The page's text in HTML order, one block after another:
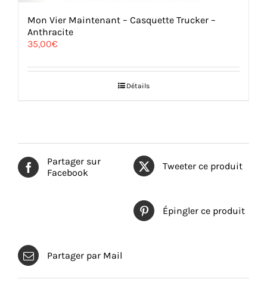
Mon Vier Maintenant – Casquette Trucker –
Anthracite
35,00€
Détails
Partager sur
Facebook
Tweeter ce produit
Épingler ce produit
Partager par Mail